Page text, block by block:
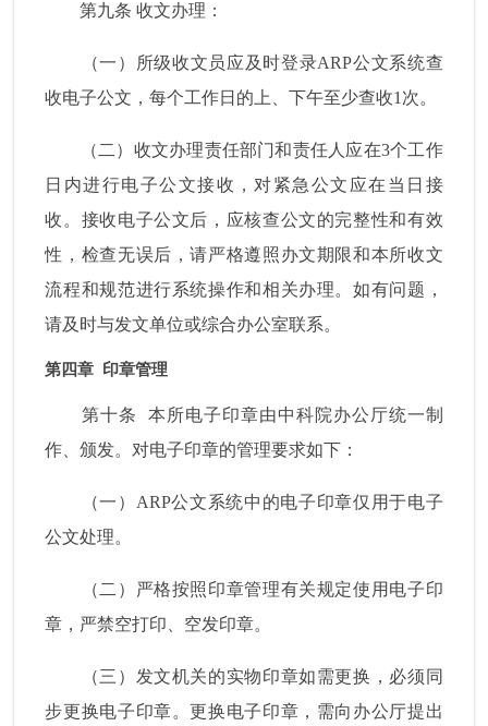
第九条 收文办理：
（一）所级收文员应及时登录ARP公文系统查
收电子公文，每个工作日的上、下午至少查收1 次。
（二）收文办理责任部门和责任人应在3个工作
日内进行电子公文接收，对紧急公文应在当日接
收。接收电子公文后，应核查公文的完整性和有效
性，检查无误后，请严格遵照办文期限和本所收文
流程和规范进行系统操作和相关办理。如有问题，
请及时与发文单位或综合办公室联系。
第四章 印章管理
第十条
本所电子印章由中科院办公厅统一制
作、颁发。对电子印章的管理要求如下：
（一） ARP公文系统中的电子印章仅用于电子
公文处理。
（二）严格按照印章管理有关规定使用电子印
章，严禁空打印、空发印章。
（三）发文机关的实物印章如需更换，必须同
步更换电子印章。更换电子印章，需向办公厅提出